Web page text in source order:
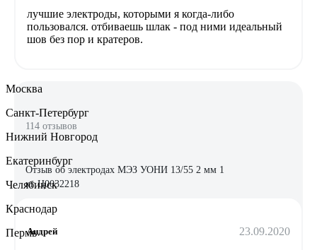
лучшие электроды, которыми я когда-либо
пользовался. отбиваешь шлак - под ними идеальный
шов без пор и кратеров.
114 отзывов
Отзыв об электродах МЭЗ УОНИ 13/55 2 мм 1
кг Ц0032218
Андрей 23.09.2020
Москва
Санкт-Петербург
Нижний Новгород
Екатеринбург
Челябинск
Краснодар
Пермь